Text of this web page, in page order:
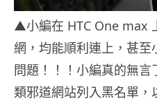
▲小編在 HTC One max
網，均能順利連上，甚
問題！！！小編真的無
類邪道網站列入黑名單